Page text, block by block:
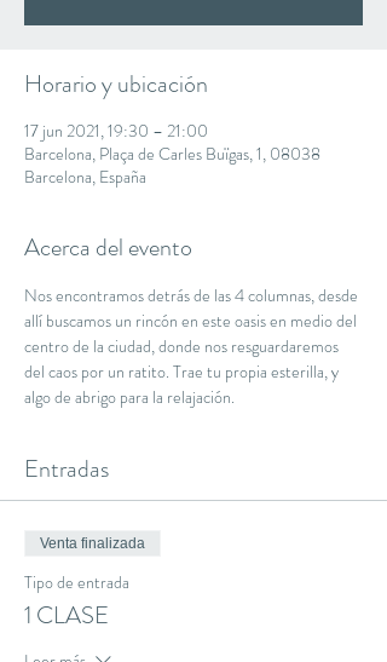
Horario y ubicación
17 jun 2021, 19:30 – 21:00
Barcelona, Plaça de Carles Buïgas, 1, 08038
Barcelona, España
Acerca del evento
Nos encontramos detrás de las 4 columnas, desde
allí buscamos un rincón en este oasis en medio del
centro de la ciudad, donde nos resguardaremos
del caos por un ratito. Trae tu propia esterilla, y
algo de abrigo para la relajación.
Entradas
Venta finalizada
Tipo de entrada
1 CLASE